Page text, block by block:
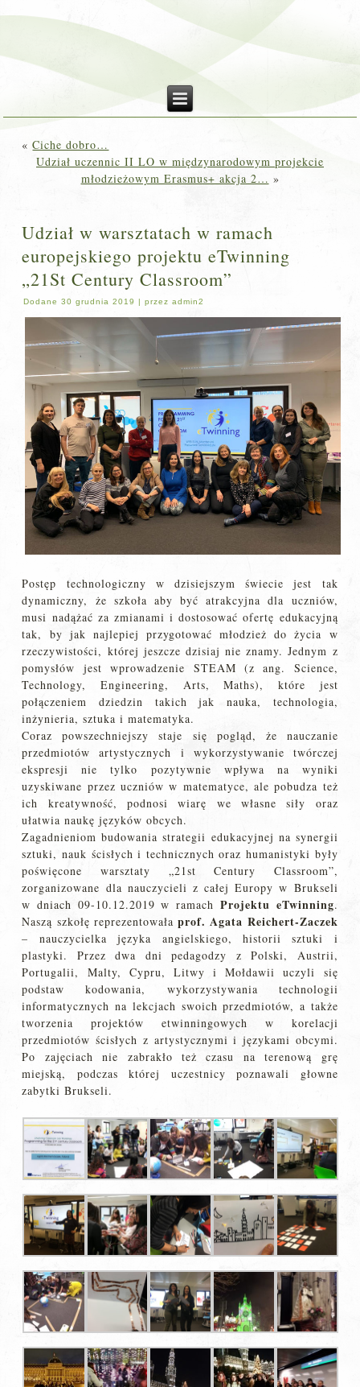
«Ciche dobro…
Udział uczennic II LO w międzynarodowym projekcie
młodzieżowym Erasmus+ akcja 2… »
Udział w warsztatach w ramach
europejskiego projektu eTwinning
„21St Century Classroom”
Dodane 30 grudnia 2019 |przez admin2
Postęp technologiczny w dzisiejszym świecie jest tak
dynamiczny, że szkoła aby być atrakcyjna dla uczniów,
musi nadążać za zmianami i dostosować ofertę edukacyjną
tak, by jak najlepiej przygotować młodzież do życia w
rzeczywistości, której jeszcze dzisiaj nie znamy. Jednym z
pomysłów jest wprowadzenie STEAM (z ang. Science,
Technology, Engineering, Arts, Maths), które jest
połączeniem dziedzin takich jak nauka, technologia,
inżynieria, sztuka i matematyka.
Coraz powszechniejszy staje się pogląd, że nauczanie
przedmiotów artystycznych i wykorzystywanie twórczej
ekspresji nie tylko pozytywnie wpływa na wyniki
uzyskiwane przez uczniów w matematyce, ale pobudza też
ich kreatywność, podnosi wiarę we własne siły oraz
ułatwia naukę języków obcych.
Zagadnieniom budowania strategii edukacyjnej na synergii
sztuki, nauk ścisłych i technicznych oraz humanistyki były
poświęcone warsztaty „21st Century Classroom”,
zorganizowane dla nauczycieli z całej Europy w Brukseli
w dniach 09-10.12.2019 w ramach Projektu eTwinning.
Naszą szkołę reprezentowałaprof. Agata Reichert-Zaczek
– nauczycielka języka angielskiego, historii sztuki i
plastyki. Przez dwa dni pedagodzy z Polski, Austrii,
Portugalii, Malty, Cypru, Litwy i Mołdawii uczyli się
podstaw kodowania, wykorzystywania technologii
informatycznych na lekcjach swoich przedmiotów, a także
tworzenia projektów etwinningowych w korelacji
przedmiotów ścisłych z artystycznymi i językami obcymi.
Po zajęciach nie zabrakło też czasu na terenową grę
miejską, podczas której uczestnicy poznawali głowne
zabytki Brukseli.